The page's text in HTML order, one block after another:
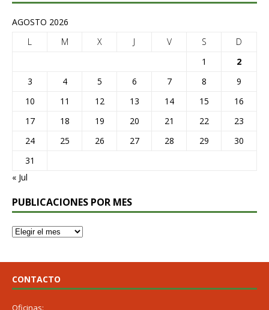
AGOSTO 2026
L
M X J V S
D
1
2
3
4 5 6 7 8
9
10
11 12 13 14 15
16
17
18 19 20 21 22
23
24
25 26 27 28 29
30
31
« Jul
PUBLICACIONES POR MES
CONTACTO
Oficinas: